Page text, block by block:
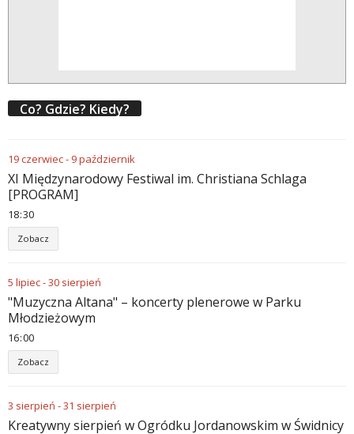
Co? Gdzie? Kiedy?
19czerwiec- 9październik
XI Międzynarodowy Festiwal im. Christiana Schlaga
[PROGRAM]
18:30
Zobacz
5 lipiec-30 sierpień
"Muzyczna Altana" – koncerty plenerowe w Parku
Młodzieżowym
16:00
Zobacz
3 sierpień -31 sierpień
Kreatywny sierpień w Ogródku Jordanowskim w Świdnicy